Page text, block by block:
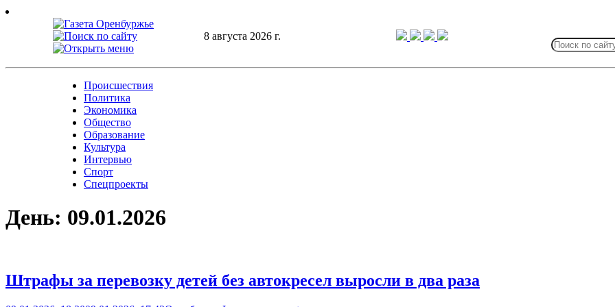
Skip
8 августа 2026 г.
for:
Происшествия
Политика
Экономика
Общество
Образование
Культура
Интервью
Спорт
Спецпроекты
День: 09.01.2026
Штрафы за перевозку детей без автокресел выросли в два раза